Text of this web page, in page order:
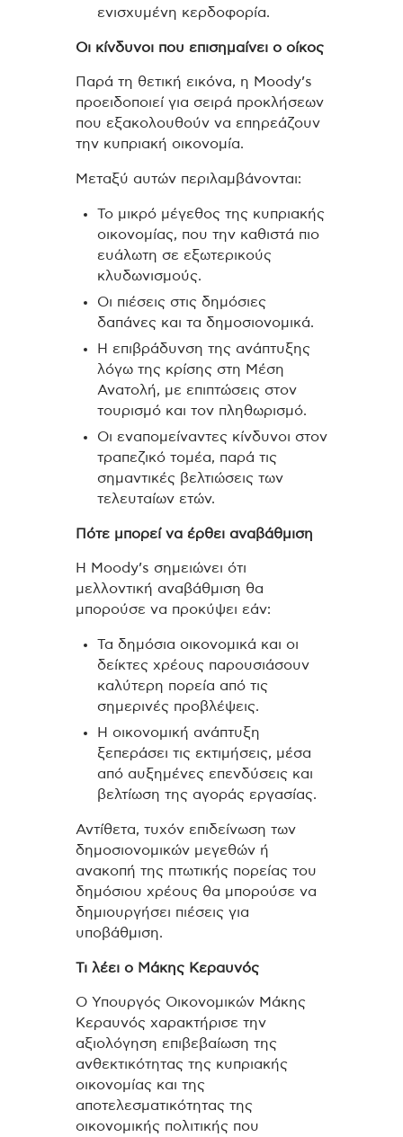
ενισχυμένη κερδοφορία.
Οι κίνδυνοι που επισημαίνει ο οίκος
Παρά τη θετική εικόνα, η Moody’s
προειδοποιεί για σειρά προκλήσεων
που εξακολουθούν να επηρεάζουν
την κυπριακή οικονομία.
Μεταξύ αυτών περιλαμβάνονται:
Το μικρό μέγεθος της κυπριακής
οικονομίας, που την καθιστά πιο
ευάλωτη σε εξωτερικούς
κλυδωνισμούς.
Οι πιέσεις στις δημόσιες
δαπάνες και τα δημοσιονομικά.
Η επιβράδυνση της ανάπτυξης
λόγω της κρίσης στη Μέση
Ανατολή, με επιπτώσεις στον
τουρισμό και τον πληθωρισμό.
Οι εναπομείναντες κίνδυνοι στον
τραπεζικό τομέα, παρά τις
σημαντικές βελτιώσεις των
τελευταίων ετών.
Πότε μπορεί να έρθει αναβάθμιση
Η Moody’s σημειώνει ότι
μελλοντική αναβάθμιση θα
μπορούσε να προκύψει εάν:
Τα δημόσια οικονομικά και οι
δείκτες χρέους παρουσιάσουν
καλύτερη πορεία από τις
σημερινές προβλέψεις.
Η οικονομική ανάπτυξη
ξεπεράσει τις εκτιμήσεις, μέσα
από αυξημένες επενδύσεις και
βελτίωση της αγοράς εργασίας.
Αντίθετα, τυχόν επιδείνωση των
δημοσιονομικών μεγεθών ή
ανακοπή της πτωτικής πορείας του
δημόσιου χρέους θα μπορούσε να
δημιουργήσει πιέσεις για
υποβάθμιση.
Τι λέει ο Μάκης Κεραυνός
Ο Υπουργός Οικονομικών Μάκης
Κεραυνός χαρακτήρισε την
αξιολόγηση επιβεβαίωση της
ανθεκτικότητας της κυπριακής
οικονομίας και της
αποτελεσματικότητας της
οικονομικής πολιτικής που